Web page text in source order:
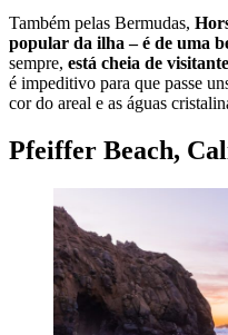
Também pelas Bermudas,
popular da ilha – é de uma
sempre, está cheia de
é impeditivo para que passe
cor do areal e as águas
Pfeiffer Beach,